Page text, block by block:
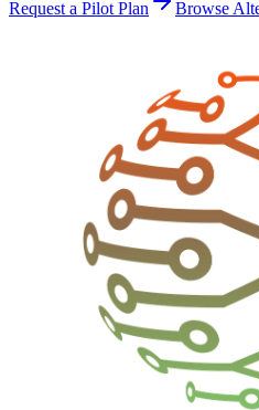
Request a Pilot Plan Browse